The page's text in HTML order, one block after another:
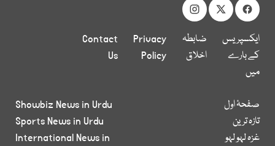
ایکسپریس
کے بارے
میں
ضابطہ
اخلاق
Privacy
Policy
Contact
Us
صفحۂ اول
تازہ ترین
غزہ لہو لہو
Showbiz News in Urdu
Sports News in Urdu
International News in